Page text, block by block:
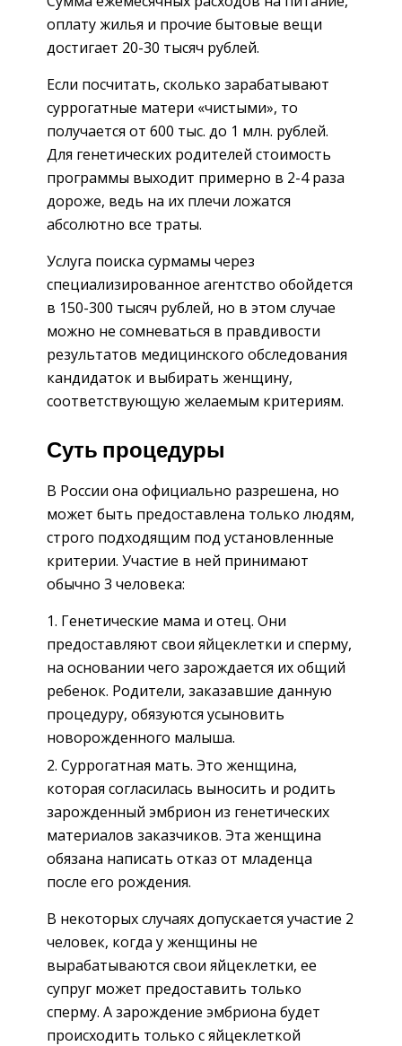
оплату жилья и прочие бытовые вещи
достигает 20-30 тысяч рублей.
Если посчитать, сколько зарабатывают
суррогатные матери «чистыми», то
получается от 600 тыс. до 1 млн. рублей.
Для генетических родителей стоимость
программы выходит примерно в 2-4 раза
дороже, ведь на их плечи ложатся
абсолютно все траты.
Услуга поиска сурмамы через
специализированное агентство обойдется
в 150-300 тысяч рублей, но в этом случае
можно не сомневаться в правдивости
результатов медицинского обследования
кандидаток и выбирать женщину,
соответствующую желаемым критериям.
Суть процедуры
В России она официально разрешена, но
может быть предоставлена только людям,
строго подходящим под установленные
критерии. Участие в ней принимают
обычно 3 человека:
Генетические мама и отец. Они
предоставляют свои яйцеклетки и сперму,
на основании чего зарождается их общий
ребенок. Родители, заказавшие данную
процедуру, обязуются усыновить
новорожденного малыша.
Суррогатная мать. Это женщина,
которая согласилась выносить и родить
зарожденный эмбрион из генетических
материалов заказчиков. Эта женщина
обязана написать отказ от младенца
после его рождения.
В некоторых случаях допускается участие 2
человек, когда у женщины не
вырабатываются свои яйцеклетки, ее
супруг может предоставить только
сперму. А зарождение эмбриона будет
происходить только с яйцеклеткой